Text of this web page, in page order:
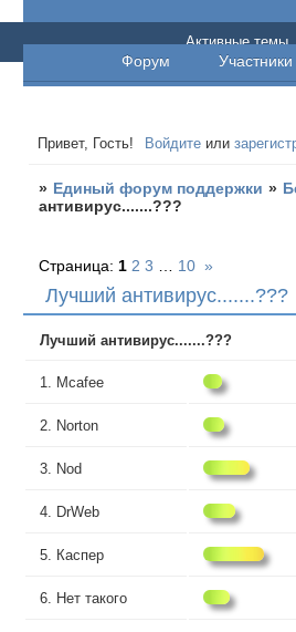
Единый форум
Форум Участники
Активные темы
Привет, Гость! Войдите или
» Единый форум поддержки »
антивирус.......???
Лучший антивирус.......???
Страница: 1 2 3 10 »
Лучший антивирус.......???
Mcafee
Norton
Nod
DrWeb
Каспер
Нет такого